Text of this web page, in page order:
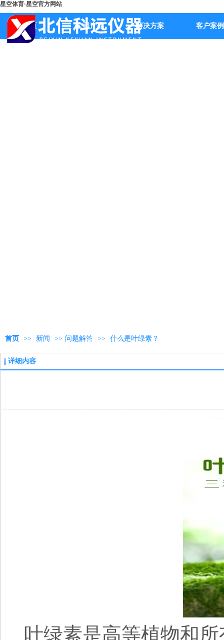
星空体育·星空官方网站
首页 公司产品 解决方案 客户案例
首页 >> 新闻 >> 问题解答 >> 什么是叶绿素？
详细内容
叶绿素是高等植物和